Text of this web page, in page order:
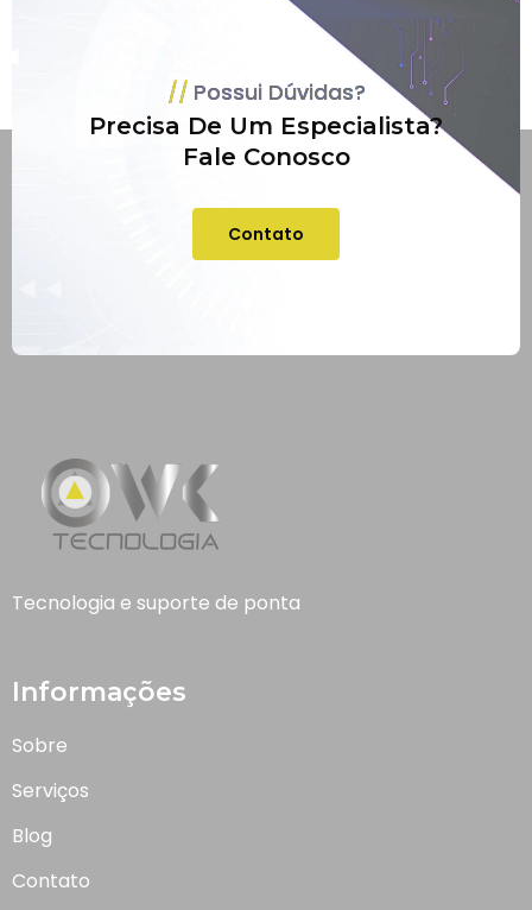
Possui Dúvidas?
Precisa De Um Especialista?
Fale Conosco
Contato
Tecnologia e suporte de ponta
Informações
Sobre
Serviços
Blog
Contato